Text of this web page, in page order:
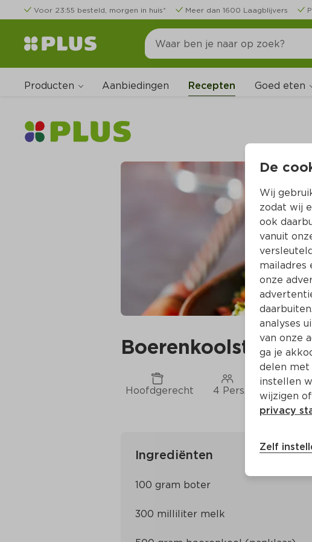
Voor 23:55 besteld, morgen in huis* Meer dan 1600 Laagblijvers
Producten Aanbiedingen Recepten Goed eten
Hoofdgerecht 4 Pers. Ca. 35 Min
Ingrediënten
De
Wij
zodat wij
ook
vanuit
mailadres
onze
analyses
van onze
ga je
delen met
instellen
wijzigen
privacy
Zelf